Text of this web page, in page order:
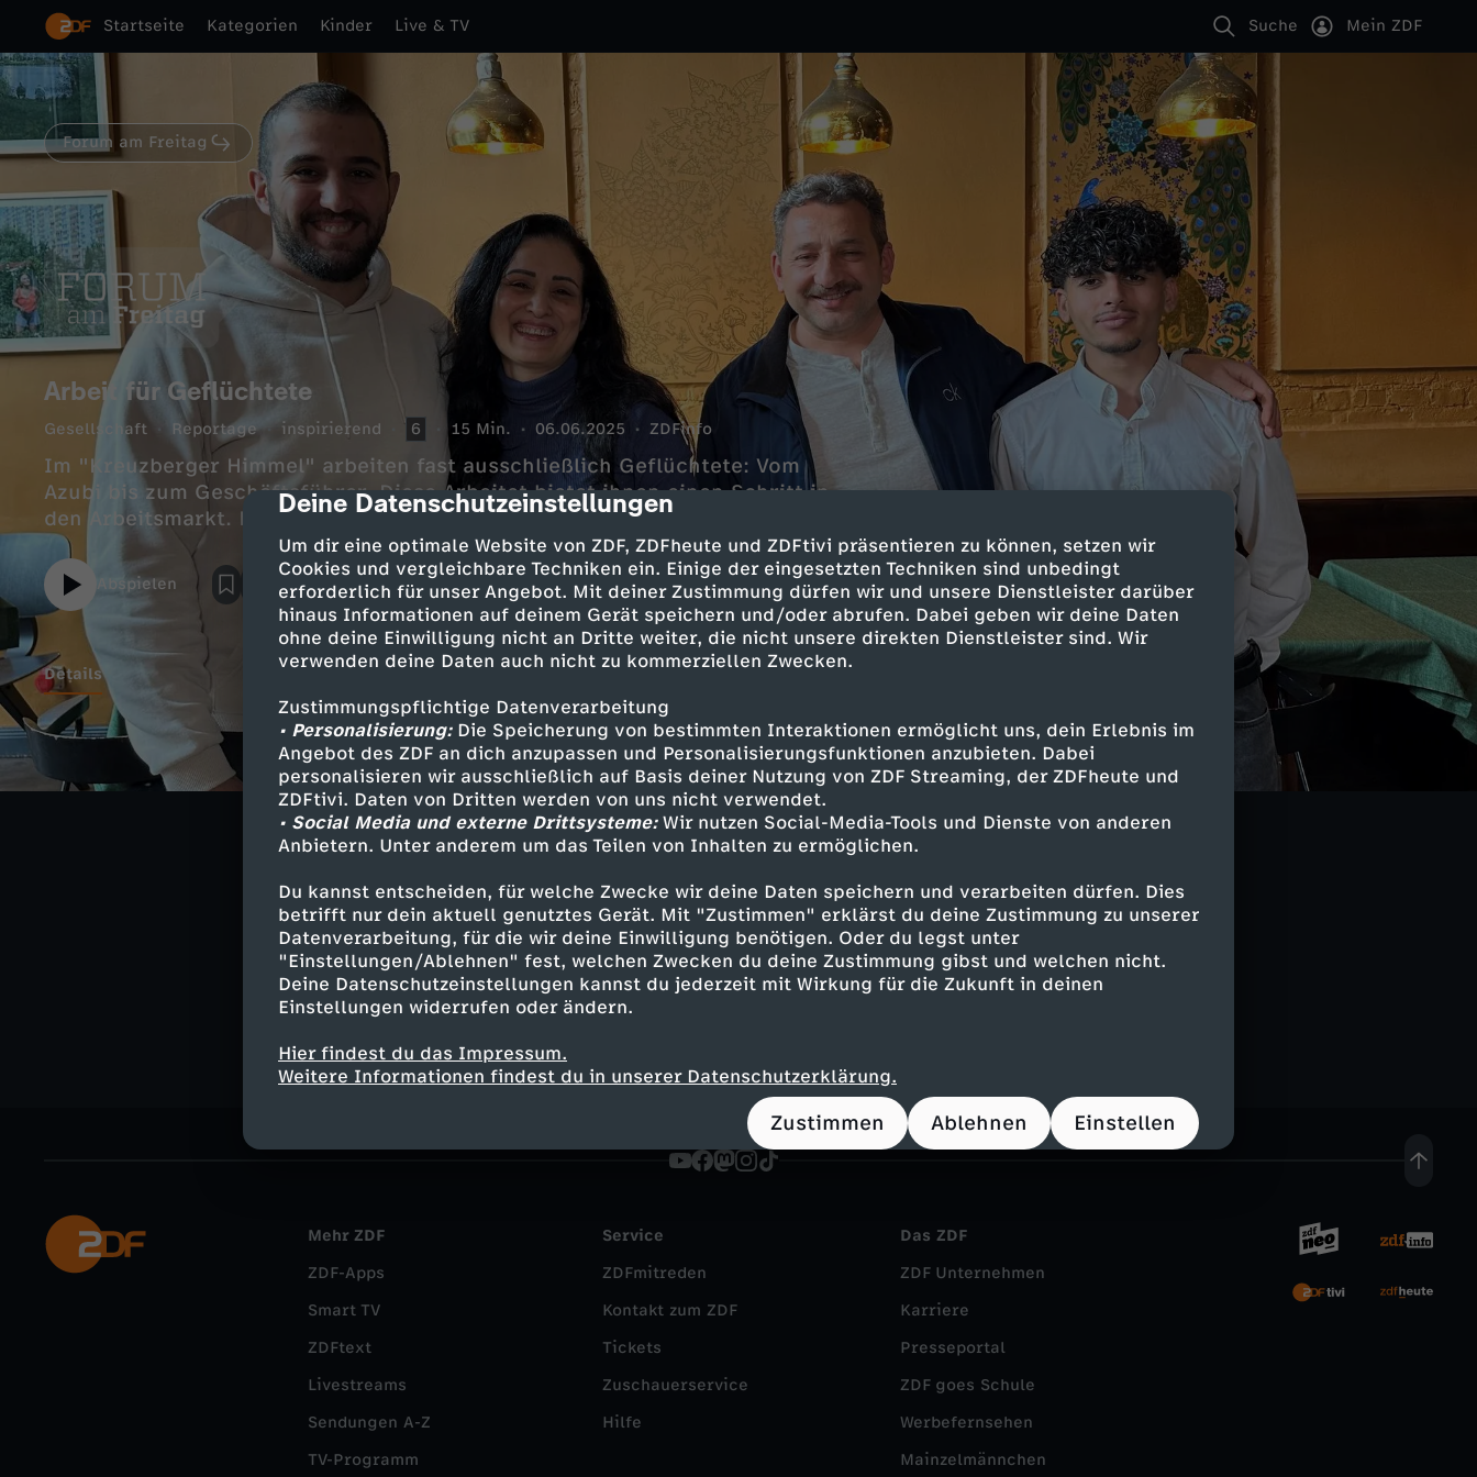
cmp-dialog-description
Deine Datenschutzeinstellungen
Um dir eine optimale Website von ZDF, ZDFheute und ZDFtivi präsentieren zu können, setzen wir
Cookies und vergleichbare Techniken ein. Einige der eingesetzten Techniken sind unbedingt
erforderlich für unser Angebot. Mit deiner Zustimmung dürfen wir und unsere Dienstleister darüber
hinaus Informationen auf deinem Gerät speichern und/oder abrufen. Dabei geben wir deine Daten
ohne deine Einwilligung nicht an Dritte weiter, die nicht unsere direkten Dienstleister sind. Wir
verwenden deine Daten auch nicht zu kommerziellen Zwecken.
Zustimmungspflichtige Datenverarbeitung
• Personalisierung:Die Speicherung von bestimmten Interaktionen ermöglicht uns, dein Erlebnis im
Angebot des ZDF an dich anzupassen und Personalisierungsfunktionen anzubieten. Dabei
personalisieren wir ausschließlich auf Basis deiner Nutzung von ZDF Streaming, der ZDFheute und
ZDFtivi. Daten von Dritten werden von uns nicht verwendet.
• Social Media und externe Drittsysteme:Wir nutzen Social-Media-Tools und Dienste von anderen
Anbietern. Unter anderem um das Teilen von Inhalten zu ermöglichen.
Du kannst entscheiden, für welche Zwecke wir deine Daten speichern und verarbeiten dürfen. Dies
betrifft nur dein aktuell genutztes Gerät. Mit "Zustimmen" erklärst du deine Zustimmung zu unserer
Datenverarbeitung, für die wir deine Einwilligung benötigen. Oder du legst unter
"Einstellungen/Ablehnen" fest, welchen Zwecken du deine Zustimmung gibst und welchen nicht.
Deine Datenschutzeinstellungen kannst du jederzeit mit Wirkung für die Zukunft in deinen
Einstellungen widerrufen oder ändern.
Hier findest du das Impressum.
Weitere Informationen findest du in unserer Datenschutzerklärung.
Zustimmen Ablehnen Einstellen
Startseite Kategorien Kinder Live & TV Suche Mein ZDF
Forum am Freitag
Arbeit für Geflüchtete
Gesellschaft Reportage inspirierend 6 15 Min. 06.06.2025 ZDFinfo
Im "Kreuzberger Himmel" arbeiten fast ausschließlich Geflüchtete: Vom
Azubi bis zum Geschäftsführer. Diese Arbeitet bietet ihnen einen Schritt in
den Arbeitsmarkt. Das Restaurant ist ein Projekt des Vereins "be an angel".
Abspielen
Details
Ideengeber und Gründer des Vereins ist der Journalist Andreas Tölke, er ist
auch im Vorstand von "be an angel". Das Restaurant will zudem eine
Verbindung zwischen der hiesigen Gesellschaft und den Zugewanderten
schaffen.
Ähnliche Inhalte entdecken
Gesellschaft Reportage inspirierend FSK 6 Forum am Freitag
Mehr ZDF
ZDF-Apps
Smart TV
ZDFtext
Livestreams
Sendungen A-Z
TV-Programm
Service
ZDFmitreden
Kontakt zum ZDF
Tickets
Zuschauerservice
Hilfe
Das ZDF
ZDF Unternehmen
Karriere
Presseportal
ZDF goes Schule
Werbefernsehen
Mainzelmännchen